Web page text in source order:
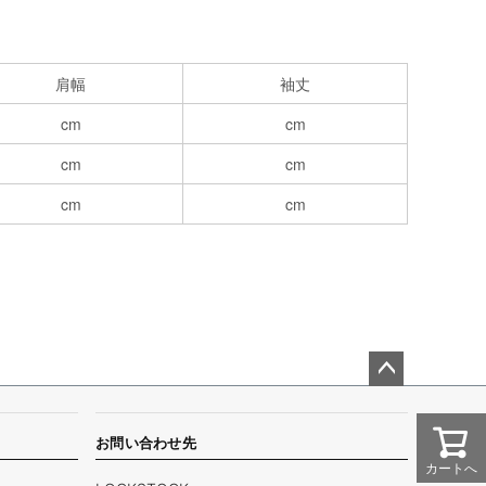
肩幅
袖丈
cm
cm
cm
cm
cm cm
カートへ
ジト
へ
お問い合わせ先